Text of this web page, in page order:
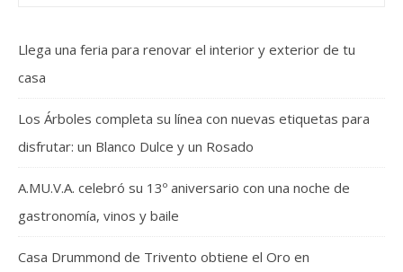
Llega una feria para renovar el interior y exterior de tu
casa
Los Árboles completa su línea con nuevas etiquetas para
disfrutar: un Blanco Dulce y un Rosado
A.MU.V.A. celebró su 13º aniversario con una noche de
gastronomía, vinos y baile
Casa Drummond de Trivento obtiene el Oro en